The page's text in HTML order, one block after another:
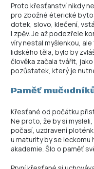
Proto křesťanství nikdy
pro zbožné éterické
dotek, slovo, klečení,
i zpěv. Je až podezřele
víry nestal myšlenkou,
lidského těla, bylo by
člověka začala tvářit,
pozůstatek, který je
Paměť
Křesťané od počátku
Ne proto, že by si
počasí, uzdravení
u maturity by se leckomu
akademie. Šlo o paměť